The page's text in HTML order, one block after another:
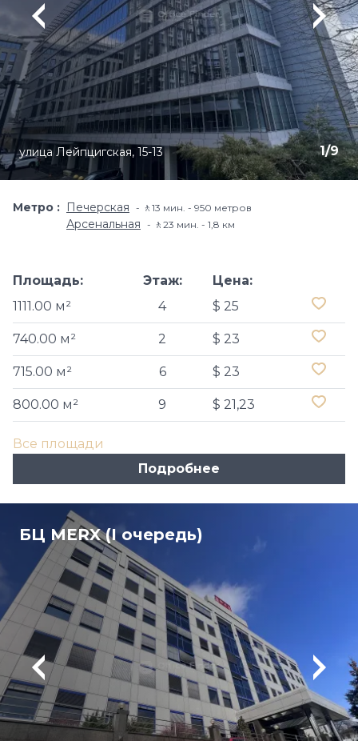
1/9
улица Лейпцигская, 15-13
Метро Печерская 🚶13 мин. - 950 метров
Арсенальная 🚶23 мин. - 1,8 км
Площадь:
1111.00 м²
Этаж:
4
Цена:
$ 25
740.00 м² 2 $ 23
715.00 м² 6 $ 23
800.00 м² 9 $ 21,23
Все площади
Подробнее
БЦ MERX (I очередь)